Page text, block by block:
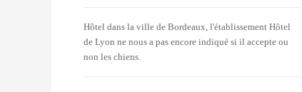
Hôtel dans la ville de Bordeaux, l'établissement Hôtel
de Lyon ne nous a pas encore indiqué si il accepte ou
non les chiens.